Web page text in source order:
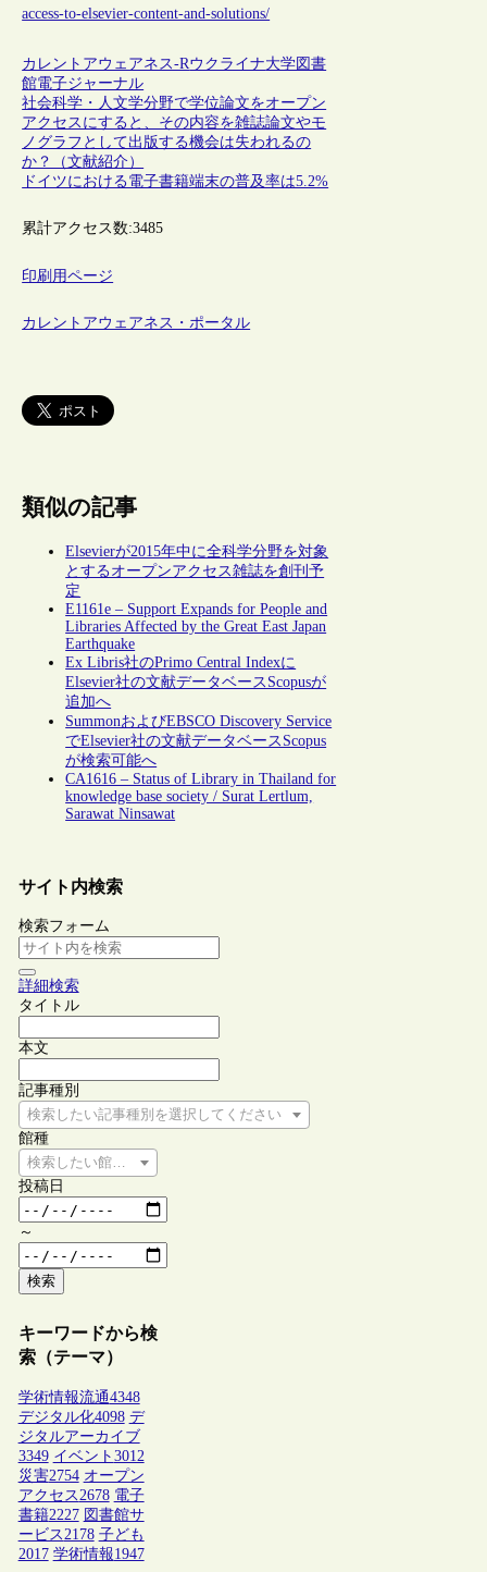
access-to-elsevier-content-and-solutions/
カレントアウェアネス-Rウクライナ大学図書
館電子ジャーナル
社会科学・人文学分野で学位論文をオープン
アクセスにすると、その内容を雑誌論文やモ
ノグラフとして出版する機会は失われるの
か？（文献紹介）
ドイツにおける電子書籍端末の普及率は5.2%
累計アクセス数:3485
印刷用ページ
カレントアウェアネス・ポータル
類似の記事
Elsevierが2015年中に全科学分野を対象
とするオープンアクセス雑誌を創刊予
定
E1161e – Support Expands for People and
Libraries Affected by the Great East Japan
Earthquake
Ex Libris社のPrimo Central Indexに
Elsevier社の文献データベースScopusが
追加へ
SummonおよびEBSCO Discovery Service
でElsevier社の文献データベースScopus
が検索可能へ
CA1616 – Status of Library in Thailand for
knowledge base society / Surat Lertlum,
Sarawat Ninsawat
サイト内検索
検索フォーム
詳細検索
タイトル
本文
記事種別
検索したい記事種別を選択してください
館種
検索したい館種を選択してください
投稿日
～
検索
キーワードから検
索（テーマ）
学術情報流通4348
デジタル化4098 デ
ジタルアーカイブ
3349 イベント 3012
災害2754 オープン
アクセス 2678 電子
書籍2227 図書館サ
ービス 2178 子ども
2017 学術情報1947